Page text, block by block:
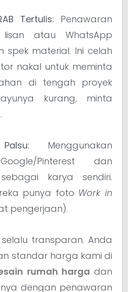
Tertulis: Penawaran
atau WhatsApp
spek material. Ini celah
nakal untuk meminta
di tengah proyek
kurang, minta
Menggunakan
Pinterest dan
karya sendiri.
punya foto Work in
pengerjaan).
selalu transparan. Anda
standar harga kami di
rumah harga dan
dengan penawaran